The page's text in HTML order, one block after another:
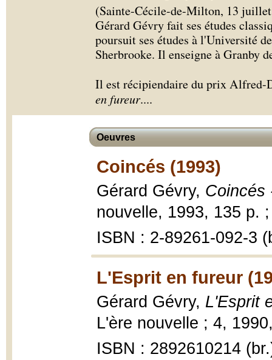
(Sainte-Cécile-de-Milton, 13
Gérard Gévry fait ses études
poursuit ses études à l'Université
Sherbrooke. Il enseigne à Granby
Il est récipiendaire du prix Alfred-
en fureur....
Oeuvres
Coincés (1993)
Gérard Gévry, Coincés
nouvelle, 1993, 135 p.
ISBN : 2-89261-092-3
L'Esprit en fureur
Gérard Gévry, L'Esprit
L'ère nouvelle ; 4,
ISBN : 2892610214